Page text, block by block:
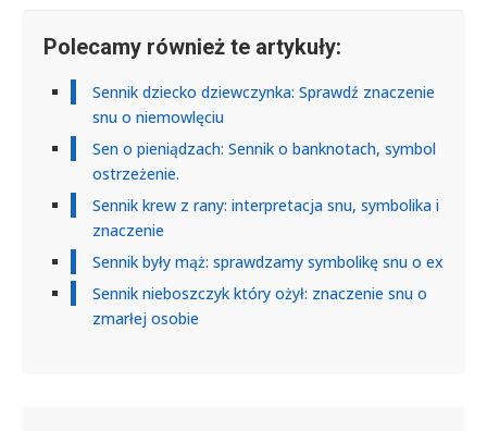
Polecamy również te artykuły:
Sennik dziecko dziewczynka: Sprawdź znaczenie
snu o niemowlęciu
Sen o pieniądzach: Sennik o banknotach, symbol
ostrzeżenie.
Sennik krew z rany: interpretacja snu, symbolika i
znaczenie
Sennik były mąż: sprawdzamy symbolikę snu o ex
Sennik nieboszczyk który ożył: znaczenie snu o
zmarłej osobie